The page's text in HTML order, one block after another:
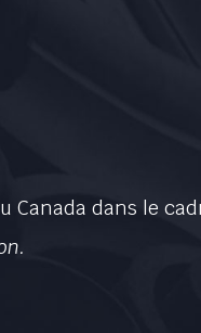
Canada dans le